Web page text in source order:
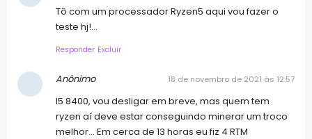
Tô com um processador Ryzen5 aqui vou fazer o
teste hj!...
Responder Excluir
Anônimo 18 de novembro de 2021 às 12:57
I5 8400, vou desligar em breve, mas quem tem
ryzen aí deve estar conseguindo minerar um troco
melhor... Em cerca de 13 horas eu fiz 4 RTM